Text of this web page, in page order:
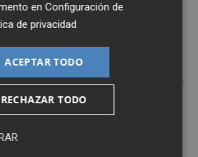
años recientes como
digitalización.
enConfiguración de
de privacidad
ACEPTAR TODO
RECHAZAR TODO